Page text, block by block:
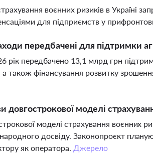
воєнних ризиків в Україні
для підприємств у
передбачені для підтримки
рік передбачено 13,1 млрд грн
а також фінансування розвитку
довгострокової моделі
моделі страхування воєнних
досвіду. Законопроєкт
як оператора. Джерело